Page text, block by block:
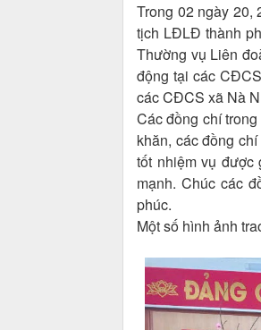
Trong 02 ngày
tịch LĐLĐ thành
Thường vụ Liên
động tại các
các CĐCS xã Nà
Các đồng chí
khăn, các đồng
tốt nhiệm vụ được
mạnh. Chúc các
phúc.
Một số hình ảnh